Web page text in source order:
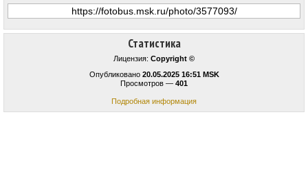
Статистика
Лицензия: Copyright ©
Опубликовано 20.05.2025 16:51 MSK
Просмотров — 401
Подробная информация